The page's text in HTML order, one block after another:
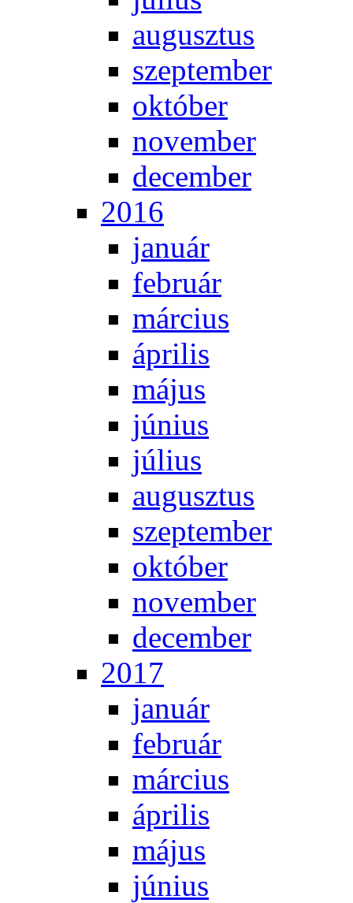
au­gusz­tus
szep­tem­ber
ok­tó­ber
no­vem­ber
de­cem­ber
2016
ja­nu­ár
feb­ru­ár
már­ci­us
áp­ri­lis
má­jus
jú­ni­us
jú­li­us
au­gusz­tus
szep­tem­ber
ok­tó­ber
no­vem­ber
de­cem­ber
2017
ja­nu­ár
feb­ru­ár
már­ci­us
áp­ri­lis
má­jus
jú­ni­us